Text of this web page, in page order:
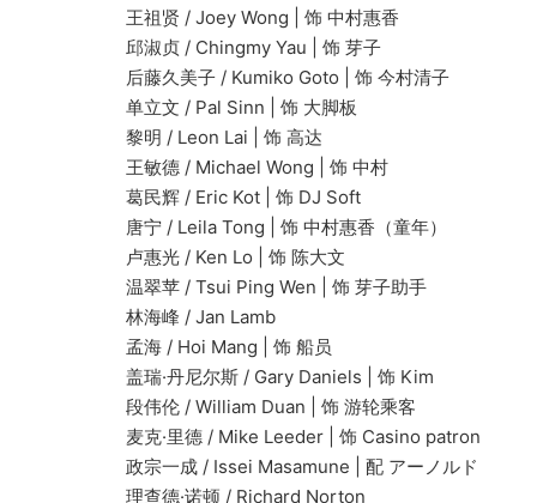
王祖贤 / Joey Wong | 饰 中村惠香
邱淑贞 / Chingmy Yau | 饰 芽子
后藤久美子 / Kumiko Goto | 饰 今村清子
单立文 / Pal Sinn | 饰 大脚板
黎明 / Leon Lai | 饰 高达
王敏德 / Michael Wong | 饰 中村
葛民辉 / Eric Kot | 饰 DJ Soft
唐宁 / Leila Tong | 饰 中村惠香（童年）
卢惠光 / Ken Lo | 饰 陈大文
温翠苹 / Tsui Ping Wen | 饰 芽子助手
林海峰 / Jan Lamb
孟海 / Hoi Mang | 饰 船员
盖瑞·丹尼尔斯 / Gary Daniels | 饰 Kim
段伟伦 / William Duan | 饰 游轮乘客
麦克·里德 / Mike Leeder | 饰 Casino patron
政宗一成 / Issei Masamune | 配 アーノルド
理查德·诺顿 / Richard Norton